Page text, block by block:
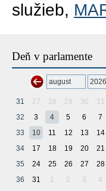
služieb,
Deň v parlamente
31 27 28 29 30 31
32
3 4 5 6 7
33
10 11 12 13 14
34
17 18 19 20 21
35
24 25 26 27 28
36
31 1 2 3 4